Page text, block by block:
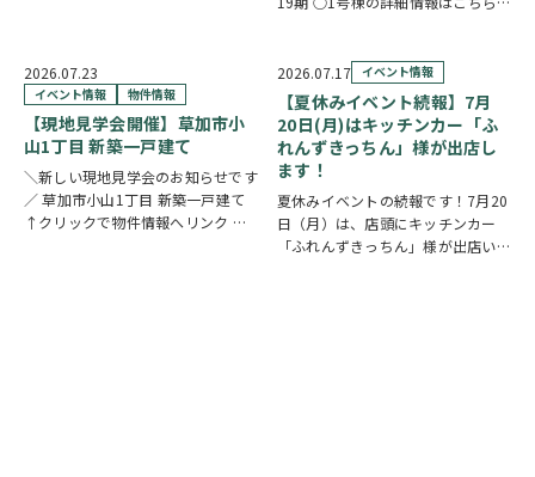
直接物件を見ながらご説明さ…
中心となるLDKは、17帖以上のゆと
り空間。食洗機付きカウンターキッ
チ…
2026.07.23
イベント情報 物件情報
【現地見学会開催】草加市小
山1丁目 新築一戸建て
＼新しい現地見学会のお知らせです
／ 草加市小山1丁目 新築一戸建て
↑クリックで物件情報へリンク お
2026.07.17 イベント情報
【夏休みイベント続報】7月
20日(月)はキッチンカー「ふ
れんずきっちん」様が出店し
ます！
夏休みイベントの続報です！7月20
日（月）は、店頭にキッチンカー
「ふれんずきっちん」様が出店いた